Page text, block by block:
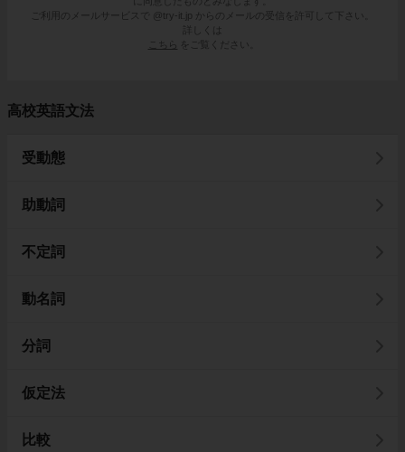
ご利用のメールサービスで @try-it.jp からのメールの受信を許可して下さい。
詳しくは
こちら
をご覧ください。
高校英語文法
受動態
助動詞
不定詞
動名詞
分詞
仮定法
比較